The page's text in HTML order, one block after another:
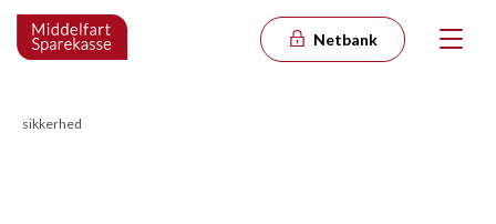
Netbank
sikkerhed